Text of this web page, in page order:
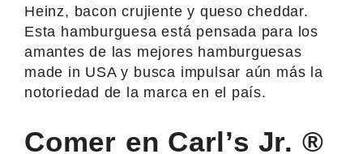
Heinz, bacon crujiente y queso cheddar.
Esta hamburguesa está pensada para los
amantes de las mejores hamburguesas
made in USA y busca impulsar aún más la
notoriedad de la marca en el país.
Comer en Carl’s Jr. ®